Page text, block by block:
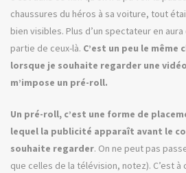
chaussures du héros à sa voiture, tout
bien visibles. Plus d’un spectateur en
partie de ceux-là. C’est un peu le même
lorsque je souhaite regarder une
m’impose un pré-roll.
Un pré-roll, c’est une forme de
lequel la publicité apparaît avant le
souhaite regarder. On ne peut pas
que celles de la télévision, notez). C’est